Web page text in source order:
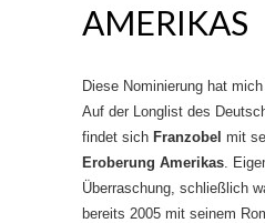
AMERIKAS
Diese Nominierung hat
Auf der Longlist des
findet sich Franzobel mit
Eroberung Amerikas .
Überraschung, schließlich
bereits 2005 mit seinem